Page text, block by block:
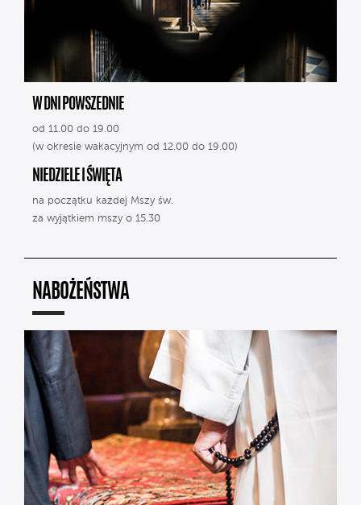
W DNI POWSZEDNIE
od 11.00 do 19.00
(w okresie wakacyjnym od 12.00 do 19.00)
NIEDZIELE I ŚWIĘTA
na początku każdej Mszy św.
za wyjątkiem mszy o 15.30
NABOŻEŃSTWA